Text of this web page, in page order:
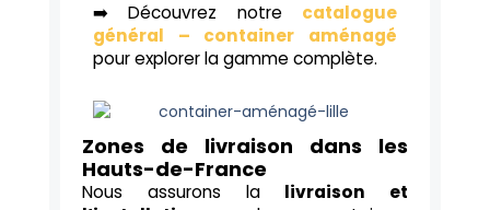
➡️ Découvrez notre catalogue
général – container aménagé
pour explorer la gamme complète.
Zones de livraison dans les
Hauts-de-France
Nous assurons la livraison et